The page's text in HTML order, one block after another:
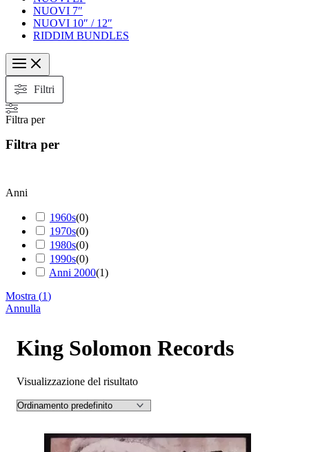
NUOVI 7″
NUOVI 10″ / 12″
RIDDIM BUNDLES
King Solomon Records
Visualizzazione del risultato
Filtri
Filtra per
Filtra per
Anni
1960s(0)
1970s(0)
1980s(0)
1990s(0)
Anni 2000(1)
Mostra (1)
Annulla